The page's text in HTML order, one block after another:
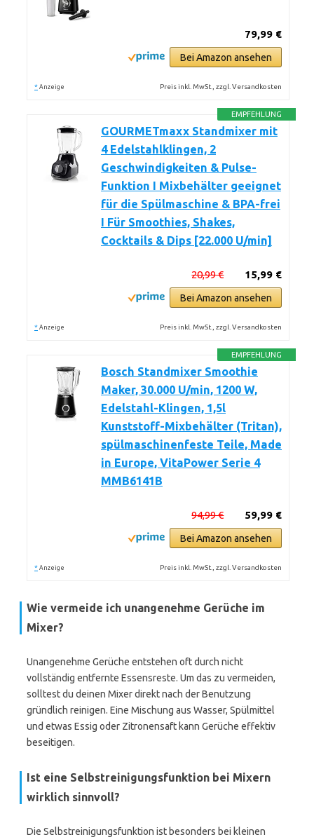
79,99 €
Bei Amazon ansehen
* Anzeige Preis inkl. MwSt., zzgl. Versandkosten
EMPFEHLUNG
GOURMETmaxx Standmixer mit
4 Edelstahlklingen, 2
Geschwindigkeiten & Pulse-
Funktion I Mixbehälter geeignet
für die Spülmaschine & BPA-frei
I Für Smoothies, Shakes,
Cocktails & Dips [22.000 U/min]
15,99 €
20,99 €
Bei Amazon ansehen
* Anzeige Preis inkl. MwSt., zzgl. Versandkosten
EMPFEHLUNG
Bosch Standmixer Smoothie
Maker, 30.000 U/min, 1200 W,
Edelstahl-Klingen, 1,5l
Kunststoff-Mixbehälter (Tritan),
spülmaschinenfeste Teile, Made
in Europe, VitaPower Serie 4
MMB6141B
59,99 €
94,99 €
Bei Amazon ansehen
* Anzeige Preis inkl. MwSt., zzgl. Versandkosten
Wie vermeide ich unangenehme Gerüche im
Mixer?
Unangenehme Gerüche entstehen oft durch nicht
vollständig entfernte Essensreste. Um das zu vermeiden,
solltest du deinen Mixer direkt nach der Benutzung
gründlich reinigen. Eine Mischung aus Wasser, Spülmittel
und etwas Essig oder Zitronensaft kann Gerüche effektiv
beseitigen.
Ist eine Selbstreinigungsfunktion bei Mixern
wirklich sinnvoll?
Die Selbstreinigungsfunktion ist besonders bei kleinen